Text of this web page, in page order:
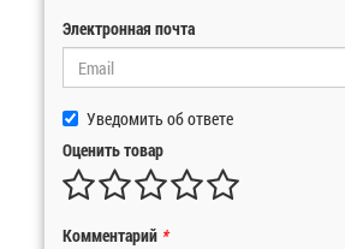
Электронная почта
Уведомить об ответе
Оценить товар
Комментарий *